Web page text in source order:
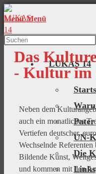
Menü Menü
LUKAS 14
UN-
Die
Links
Das
- Kultur im
Neben dem
auch ein monatliches
Vertiefen deutscher,
Wechselnde
Bildende Kunst,
und kommen mit den